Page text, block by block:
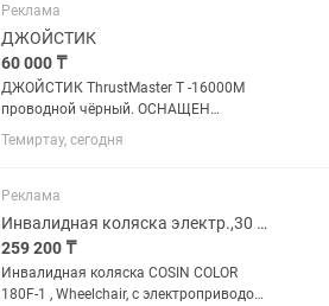
Игры и...
Реклама
ДЖОЙСТИК
60 000 ₸
ДЖОЙСТИК ThrustMaster T -16000M
проводной чёрный. ОСНАЩЕН
ЧЕТЫРЬМЯ ОСЯМИ И 8ми
ПОЗИЦИИОННЫМ ПЕРЕКЛЮЧАТЕЛЕМ
)
Темиртау, сегодня
Реклама
Инвалидная коляска электр.,30 Кг, COSIN COLOR 180F-1, 24v 500w. Акк. 24v 12
259 200 ₸
Инвалидная коляска COSIN COLOR
180F-1 , Wheelchair, с электроприводом